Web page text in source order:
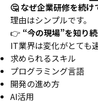
🤔 なぜ企業研修を続け
理由はシンプルです。
👉 “今の現場”を知り続
IT業界は変化がとても速
求められるスキル
プログラミング言語
開発の進め方
AI活用